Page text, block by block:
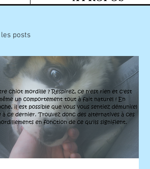
les posts